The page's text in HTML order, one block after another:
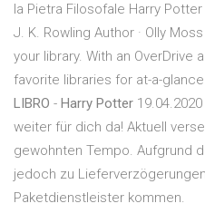
la Pietra Filosofale Harry
J. K. Rowling Author · Olly
your library. With an OverDrive
favorite libraries for at-a-
LIBRO - Harry Potter
weiter für dich da! Aktuell
gewohnten Tempo. Aufgrund
jedoch zu
Paketdienstleister kommen.